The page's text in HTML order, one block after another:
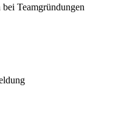
Teamgründungen